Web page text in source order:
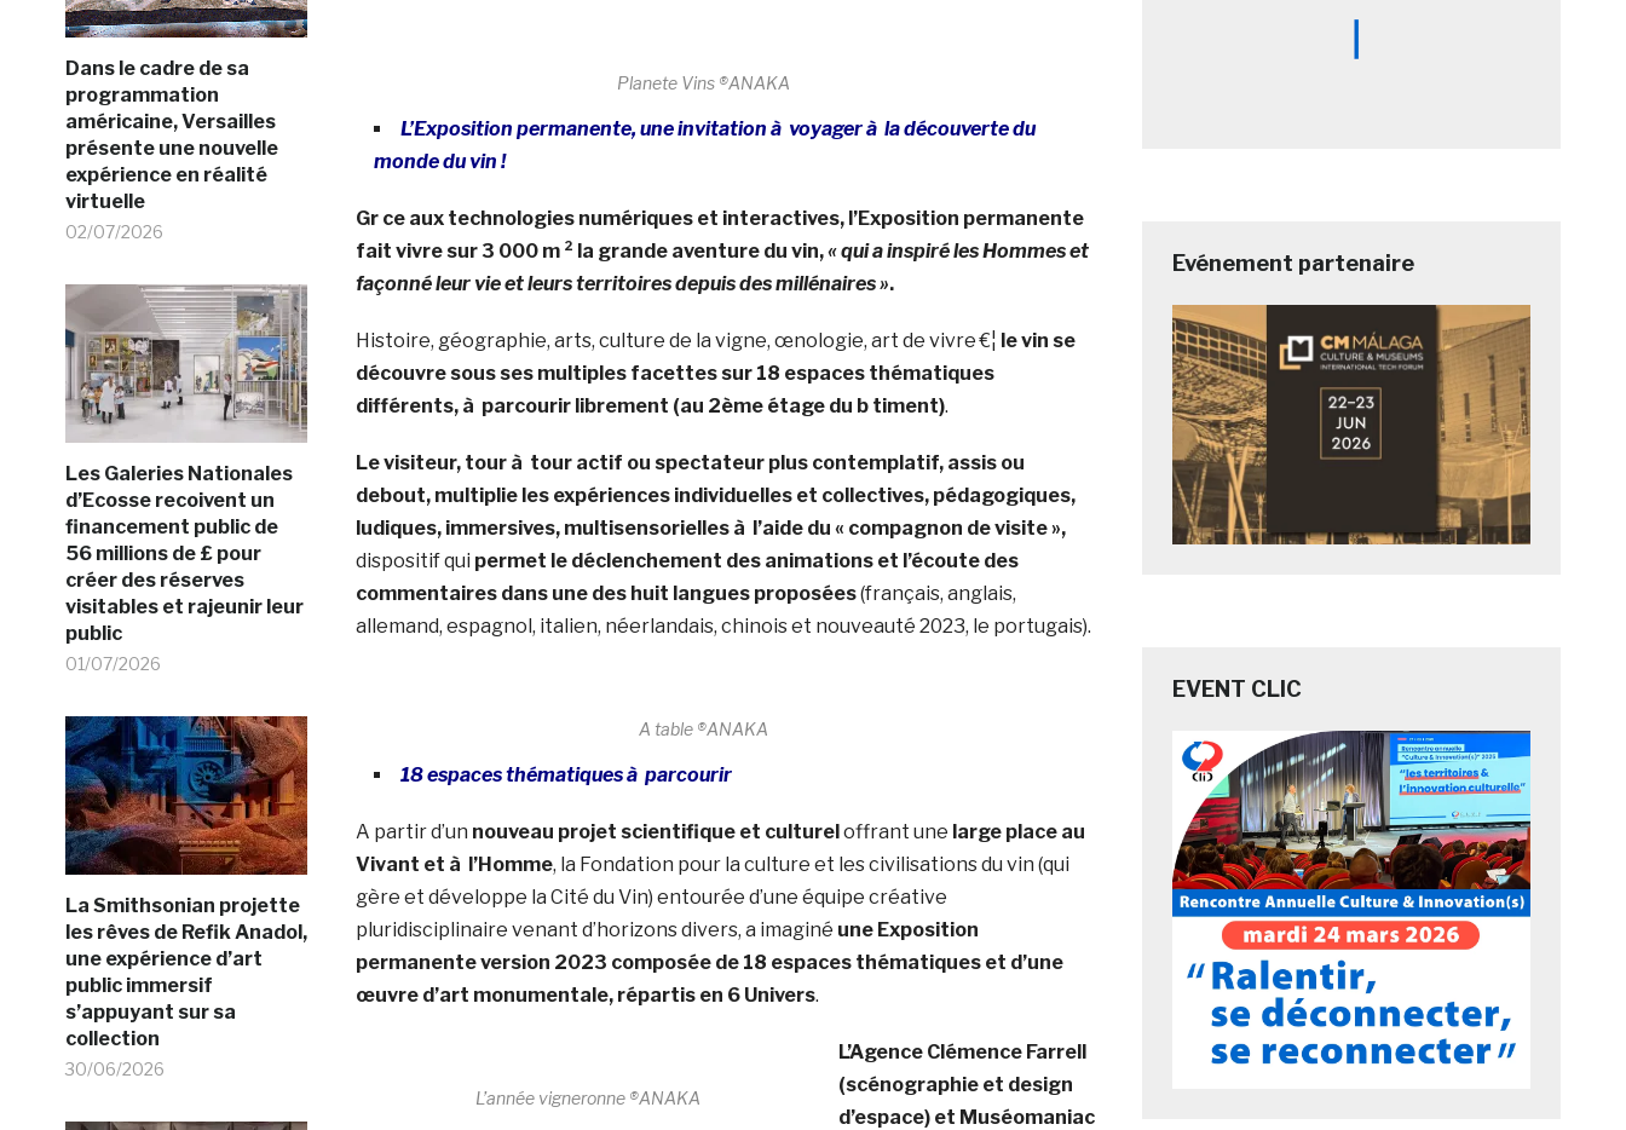
Dans le cadre de sa
programmation
américaine, Versailles
présente une nouvelle
expérience en réalité
virtuelle
02/07/2026
Les Galeries Nationales
d’Ecosse recoivent un
financement public de
56 millions de £ pour
créer des réserves
visitables et rajeunir leur
public
01/07/2026
La Smithsonian projette
les rêves de Refik Anadol,
une expérience d’art
public immersif
s’appuyant sur sa
collection
30/06/2026
Planete Vins ®ANAKA
L’Exposition permanente, une invitation à voyager à la découverte du
monde du vin !
Gr ce aux technologies numériques et interactives, l’Exposition permanente
fait vivre sur 3 000 m ² la grande aventure du vin,« qui a inspiré les Hommes et
façonné leur vie et leurs territoires depuis des millénaires ».
Histoire, géographie, arts, culture de la vigne, œnologie, art de vivre €¦ le vin se
découvre sous ses multiples facettes sur 18 espaces thématiques
différents, à parcourir librement (au 2ème étage du b timent).
Le visiteur, tour à tour actif ou spectateur plus contemplatif, assis ou
debout, multiplie les expériences individuelles et collectives, pédagogiques,
ludiques, immersives, multisensorielles à l’aide du « compagnon de visite »,
dispositif qui permet le déclenchement des animations et l’écoute des
commentaires dans une des huit langues proposées(français, anglais,
allemand, espagnol, italien, néerlandais, chinois et nouveauté 2023, le portugais).
A table ®ANAKA
18 espaces thématiques à parcourir
A partir d’un nouveau projet scientifique et cultureloffrant une large place au
Vivant et à l’Homme, la Fondation pour la culture et les civilisations du vin (qui
gère et développe la Cité du Vin) entourée d’une équipe créative
pluridisciplinaire venant d’horizons divers, a imaginé une Exposition
permanente version 2023 composée de 18 espaces thématiques et d’une
œuvre d’art monumentale, répartis en 6 Univers.
L’année vigneronne ®ANAKA
L’Agence Clémence Farrell
(scénographie et design
d’espace) et Muséomaniac
Evénement partenaire
EVENT CLIC